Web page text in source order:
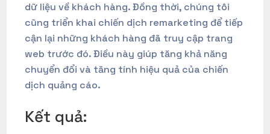
dữ liệu về khách hàng. Đồng thời, chúng tôi
cũng triển khai chiến dịch remarketing để tiếp
cận lại những khách hàng đã truy cập trang
web trước đó. Điều này giúp tăng khả năng
chuyển đổi và tăng tính hiệu quả của chiến
dịch quảng cáo.
Kết quả: